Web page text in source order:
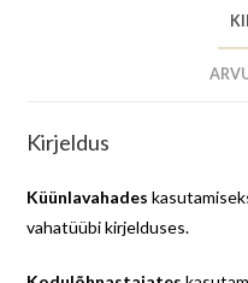
Kirjeldus
Küünlavahades
vahatüübi kirjelduses.